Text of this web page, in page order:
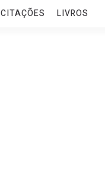
CITAÇÕES LIVROS